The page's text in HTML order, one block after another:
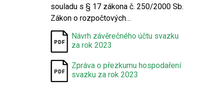
souladu s § 17 zákona č. 250/2000 Sb.
Zákon o rozpočtových…
Návrh závěrečného účtu svazku
za rok 2023
Zpráva o přezkumu hospodaření
svazku za rok 2023